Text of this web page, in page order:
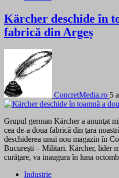
Kärcher deschide în
fabrică din Argeș
ConcretMedia.ro 5
Grupul german Kärcher a anunţat
cea de-a doua fabrică din ţara
deschiderea unui nou magazin în
Bucureşti – Militari. Kärcher, lider
curăţare, va inaugura în luna
Industrie